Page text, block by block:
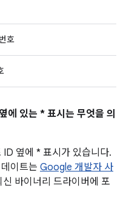
호
있는 * 표시는 무엇을 의
옆에 * 표시가 있습니다.
이트는 Google 개발자 사
바이너리 드라이버에 포